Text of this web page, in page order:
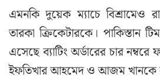
এমনকি দুয়েক ম্যাচে বিশ্রামেও
তারকা ক্রিকেটারকে। পাকিস্তান
এসেছে ব্যাটিং অর্ডারের চার
ইফতিখার আহমেদ ও আজম খানকে